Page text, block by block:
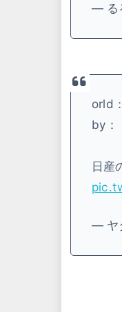
— る
orld
by：
日産
— ヤ